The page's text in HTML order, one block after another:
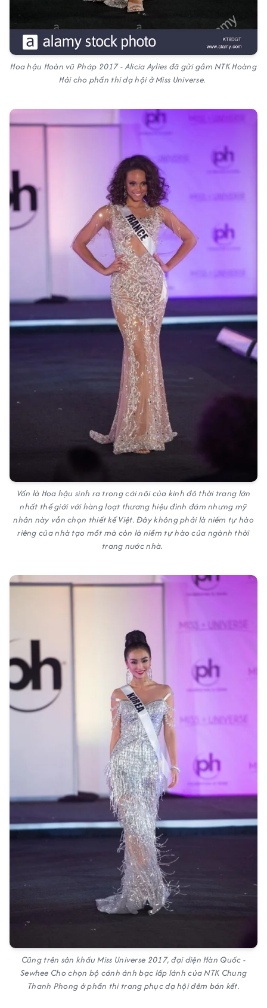
Hoa hậu Hoàn vũ Pháp 2017 - Alicia Aylies đã gửi gắm NTK Hoàng
Hải cho phần thi dạ hội ở Miss Universe.
Vốn là Hoa hậu sinh ra trong cái nôi của kinh đô thời trang lớn
nhất thế giới với hàng loạt thương hiệu đình đám nhưng mỹ
nhân này vẫn chọn thiết kế Việt. Đây không phải là niềm tự hào
riêng của nhà tạo mốt mà còn là niềm tự hào của ngành thời
trang nước nhà.
Cũng trên sân khấu Miss Universe 2017, đại diện Hàn Quốc -
Sewhee Cho chọn bộ cánh ánh bạc lấp lánh của NTK Chung
Thanh Phong ở phần thi trang phục dạ hội đêm bán kết.